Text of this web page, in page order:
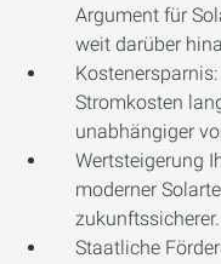
Argument für
weit darüber
Kostenersparnis:
Stromkosten
unabhängiger
Wertsteigerung
moderner
zukunftssicherer.
Staatliche